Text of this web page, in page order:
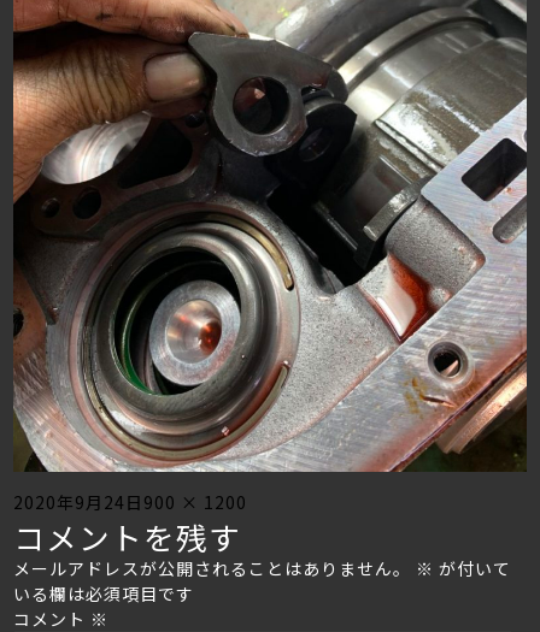
Posted
on
2020年9月24日 Full
size
900 × 1200
コメントを残す
メールアドレスが公開されることはありません。 ※ が付いて
いる欄は必須項目です
コメント ※